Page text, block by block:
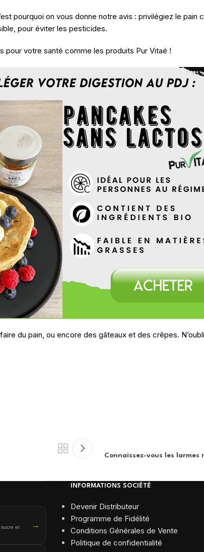
pourquoi on vous donne notre avis : privilégiez le pain
pour éviter les pesticides.
votre santé comme les produits Pur Vitaé !
du pain, ou encore des gâteaux et des crêpes.
Connaissez-vous les larmes
et
→
INFORMATIONS SOCIÉTÉ
Devenir Distributeur
Programme de Fidélité
Conditions Générales de Vente
Politique de confidentialité